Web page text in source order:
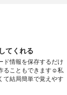
てくれる
ド情報を保存するだけ
ることもできます☺️私
て結局簡単で覚えやす